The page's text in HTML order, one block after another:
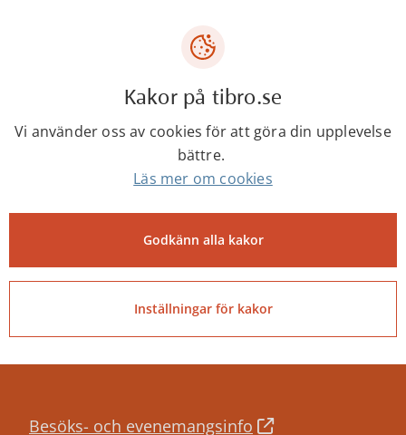
Telefon: 0504-180 00
E-post: kommun@tibro.se
Organisationsnummer:
0007:2120001660
Besöks- och evenemangsinfo
Kakor på tibro.se
Vi använder oss av cookies för att göra din upplevelse
bättre.
Läs mer om cookies
Godkänn alla kakor
Inställningar för kakor